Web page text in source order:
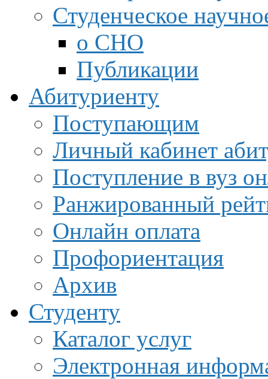
Студенческое
о СНО
Публикации
Абитуриенту
Поступающим
Личный кабинет
Поступление в вуз
Ранжированный
Онлайн оплата
Профориентация
Архив
Студенту
Каталог услуг
Электронная